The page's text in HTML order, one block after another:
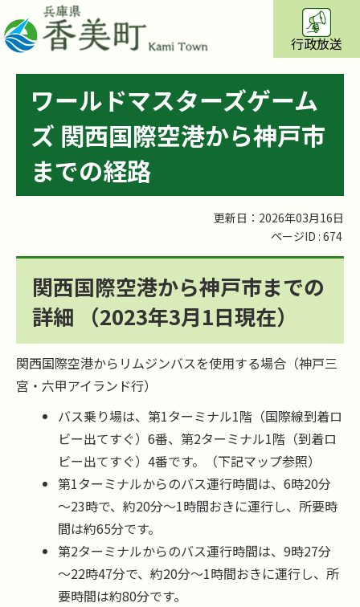
行政放送
ワールドマスターズゲーム
ズ 関西国際空港から神戸市
までの経路
更新日：2026年03月16日
ページID : 674
関西国際空港から神戸市までの
詳細 （2023年3月1日現在）
関西国際空港からリムジンバスを使用する場合（神戸三
宮・六甲アイランド行）
バス乗り場は、第1ターミナル1階（国際線到着ロ
ビー出てすぐ）6番、第2ターミナル1階（到着ロ
ビー出てすぐ）4番です。（下記マップ参照）
第1ターミナルからのバス運行時間は、6時20分
～23時で、約20分～1時間おきに運行し、所要時
間は約65分です。
第2ターミナルからのバス運行時間は、9時27分
～22時47分で、約20分～1時間おきに運行し、所
要時間は約80分です。